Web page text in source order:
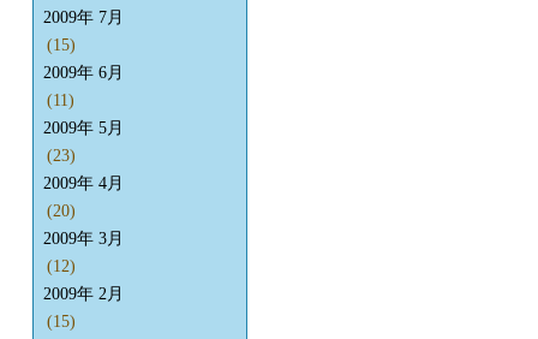
2009年 7月
(15)
2009年 6月
(11)
2009年 5月
(23)
2009年 4月
(20)
2009年 3月
(12)
2009年 2月
(15)